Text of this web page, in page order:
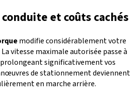
et coûts cachés
modifie considérablement votre
vitesse maximale autorisée passe à
significativement vos
de stationnement deviennent
en marche arrière.